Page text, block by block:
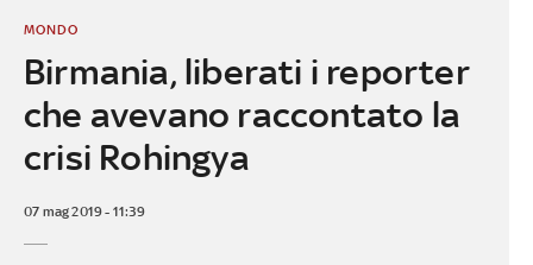
Birmania, liberati i reporter
che avevano raccontato la
crisi Rohingya
MONDO
07 mag 2019 - 11:39